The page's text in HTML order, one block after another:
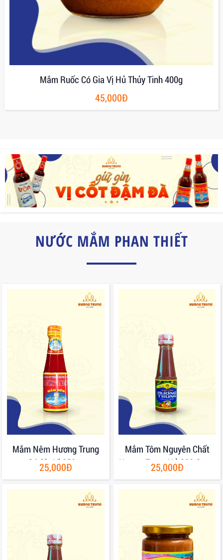
Mắm Ruốc Có Gia Vị Hủ Thủy Tinh 400g
45,000Đ
NƯỚC MẮM PHAN THIẾT
Mắm Nêm Hương Trung
Có Gia Vị 250gr
25,000Đ
Mắm Tôm Nguyên Chất
Hương Trung Hủ 200 Gram
25,000Đ